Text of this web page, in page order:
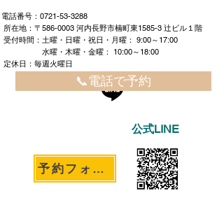
電話番号：0721-53-3288
所在地：〒586-0003 河内長野市楠町東1585-3 辻ビル１階
​ ​受付時間：土曜・日曜・祝日・月曜： 9:00～17:00
水曜・木曜・金曜： 10:00～18:00
定休日：毎週火曜日
📞電話で予約
公式LINE
予約フォームへ